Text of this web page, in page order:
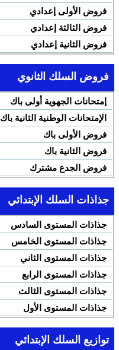
فروض الأولى إعدادي
فروض الثالثة إعدادي
فروض الثانية إعدادي
فروض السلك الثانوي
إمتحانات الجهوية أولى باك
الإمتحانات الوطنية الثانية باك
فروض الأولى باك
فروض الثانية باك
فروض الجدع مشترك
جذاذات السلك الإبتدائي
جذاذات المستوى السادس
جذاذات المستوى الخامس
جذاذات المستوى الثاني
جذاذات المستوى الرابع
جذاذات المستوى الثالث
جذاذات المستوى الأول
توازيع السلك الإبتدائي